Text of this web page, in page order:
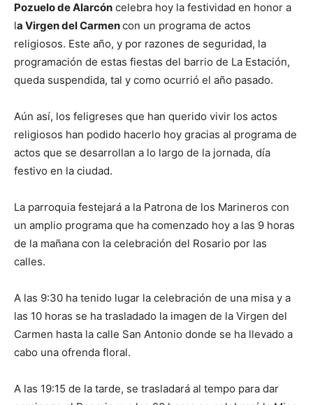
Pozuelo de Alarcón celebra hoy la festividad en honor a
la Virgen del Carmencon un programa de actos
religiosos. Este año, y por razones de seguridad, la
programación de estas fiestas del barrio de La Estación,
queda suspendida, tal y como ocurrió el año pasado.
Aún así, los feligreses que han querido vivir los actos
religiosos han podido hacerlo hoy gracias al programa de
actos que se desarrollan a lo largo de la jornada, día
festivo en la ciudad.
La parroquia festejará a la Patrona de los Marineros con
un amplio programa que ha comenzado hoy a las 9 horas
de la mañana con la celebración del Rosario por las
calles.
A las 9:30 ha tenido lugar la celebración de una misa y a
las 10 horas se ha trasladado la imagen de la Virgen del
Carmen hasta la calle San Antonio donde se ha llevado a
cabo una ofrenda floral.
A las 19:15 de la tarde, se trasladará al tempo para dar